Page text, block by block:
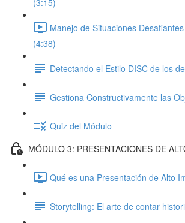
(3:15)
Manejo de Situaciones
(4:38)
Detectando el Estilo DISC de los
Gestiona Constructivamente las
Quiz del Módulo
MÓDULO 3: PRESENTACIONES DE
Qué es una Presentación de Alto
Storytelling: El arte de contar